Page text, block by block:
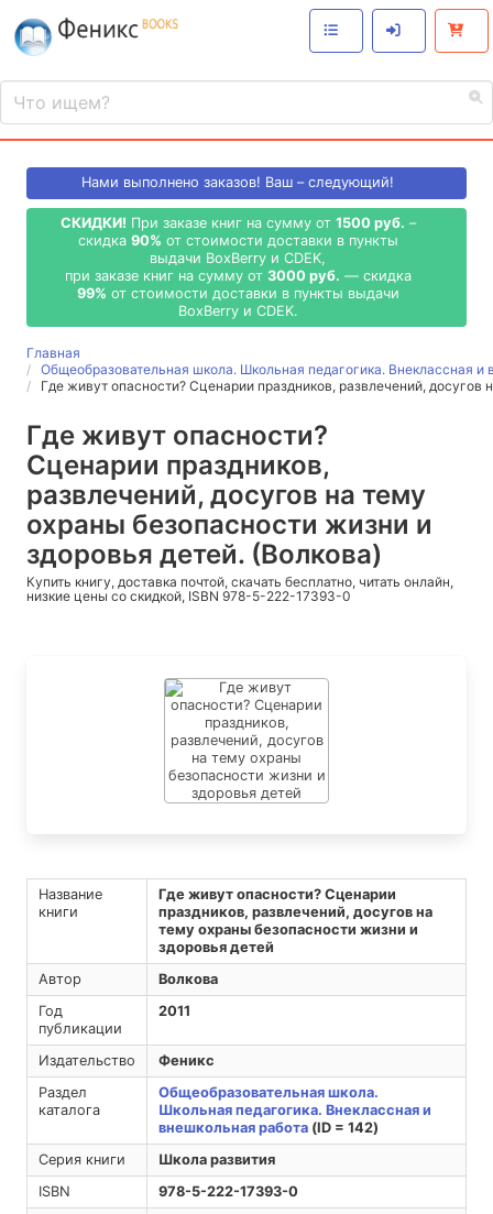
Нами выполнено заказов! Ваш – следующий!
СКИДКИ! При заказе книг на сумму от 1500 руб. –
скидка 90% от стоимости доставки в пункты
выдачи BoxBerry и CDEK,
при заказе книг на сумму от 3000 руб. — скидка
99% от стоимости доставки в пункты выдачи
BoxBerry и CDEK.
Главная
Общеобразовательная школа. Школьная педагогика. Внеклассная и
Где живут опасности? Сценарии праздников, развлечений, досугов
Где живут опасности?
Сценарии праздников,
развлечений, досугов на тему
охраны безопасности жизни и
здоровья детей. (Волкова)
Купить книгу, доставка почтой, скачать бесплатно, читать онлайн,
низкие цены со скидкой, ISBN 978-5-222-17393-0
Название
книги
Где живут опасности? Сценарии
праздников, развлечений, досугов на
тему охраны безопасности жизни и
здоровья детей
Автор
Волкова
Год
публикации
2011
Издательство
Феникс
Раздел
каталога
Общеобразовательная школа.
Школьная педагогика. Внеклассная и
внешкольная работа(ID = 142)
Серия книги
Школа развития
ISBN
978-5-222-17393-0